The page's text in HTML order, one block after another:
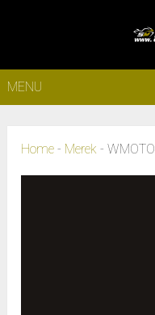
MENU
Home - Merek -WMOTO